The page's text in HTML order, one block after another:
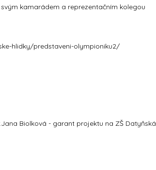
kamarádem a reprezentačním kolegou
hlidky/predstaveni-olympioniku2/
Biolková - garant projektu na ZŠ Datyňská